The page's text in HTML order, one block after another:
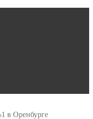
в Оренбурге